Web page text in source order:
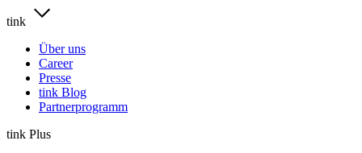
tink
Über uns
Career
Presse
tink Blog
Partnerprogramm
tink Plus